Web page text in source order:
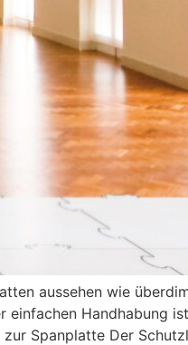
aussehen wie
einfachen Handhabung
Spanplatte Der